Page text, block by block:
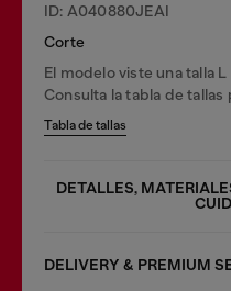
ID: A040880JEAI
Corte
El modelo viste una talla
Consulta la tabla de tallas
Tabla de tallas
DETALLES,
DELIVERY & PREMIUM